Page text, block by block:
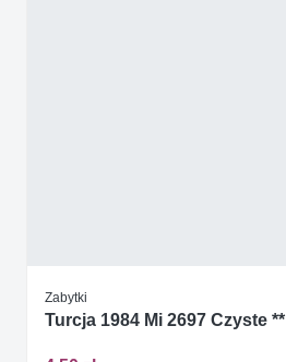
Zabytki
Turcja 1984 Mi 2697 Czyste **